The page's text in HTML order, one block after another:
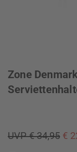
Zone
UVP € 34,95 €